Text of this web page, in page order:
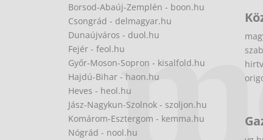
Borsod-Abaúj-Zemplén - boon.hu
Csongrád - delmagyar.hu
Dunaújváros - duol.hu
Fejér - feol.hu
Győr-Moson-Sopron - kisalfold.hu
Hajdú-Bihar - haon.hu
Heves - heol.hu
Jász-Nagykun-Szolnok - szoljon.hu
Komárom-Esztergom - kemma.hu
Nógrád - nool.hu